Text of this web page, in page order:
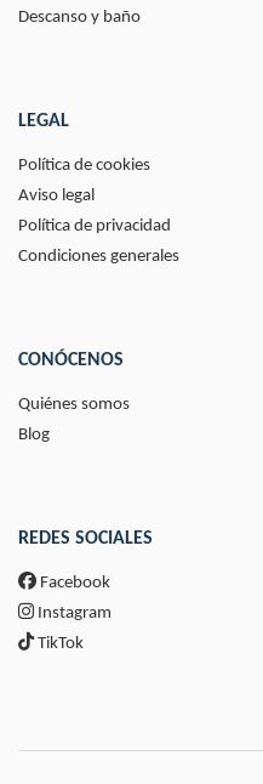
Descanso y baño
LEGAL
Política de cookies
Aviso legal
Política de privacidad
Condiciones generales
CONÓCENOS
Quiénes somos
Blog
REDES SOCIALES
Facebook
Instagram
TikTok